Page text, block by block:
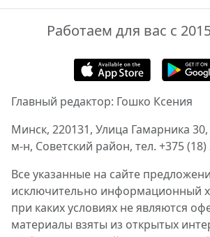
Работаем для вас с
Главный редактор: Гошко Ксения
Минск, 220131, Улица Гамарника
м-н, Советский район, тел. +375 (18)
Все указанные на сайте
исключительно информационный
при каких условиях не являются
материалы взяты из открытых